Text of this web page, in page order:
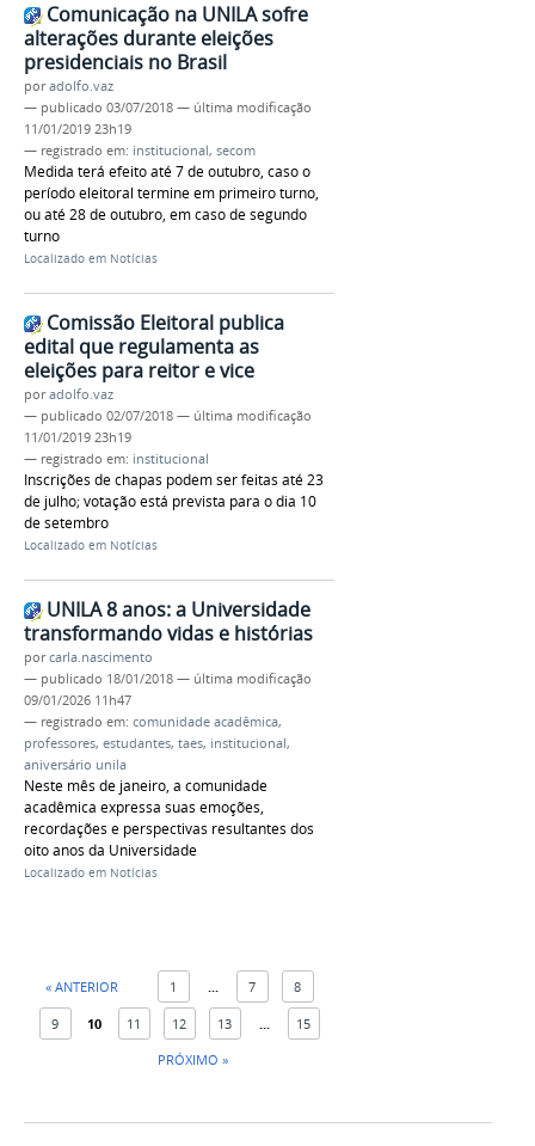
Comunicação na UNILA sofre
alterações durante eleições
presidenciais no Brasil
poradolfo.vaz
— publicado 03/07/2018 — última modificação
11/01/2019 23h19
— registrado em: institucional, secom
Medida terá efeito até 7 de outubro, caso o
período eleitoral termine em primeiro turno,
ou até 28 de outubro, em caso de segundo
turno
Localizado em Notícias
Comissão Eleitoral publica
edital que regulamenta as
eleições para reitor e vice
poradolfo.vaz
— publicado 02/07/2018 — última modificação
11/01/2019 23h19
— registrado em: institucional
Inscrições de chapas podem ser feitas até 23
de julho; votação está prevista para o dia 10
de setembro
Localizado em Notícias
UNILA 8 anos: a Universidade
transformando vidas e histórias
porcarla.nascimento
— publicado 18/01/2018 — última modificação
09/01/2026 11h47
— registrado em: comunidade acadêmica,
professores, estudantes, taes, institucional,
aniversário unila
Neste mês de janeiro, a comunidade
acadêmica expressa suas emoções,
recordações e perspectivas resultantes dos
oito anos da Universidade
Localizado em Notícias
« ANTERIOR 1 7 8
9 10 11 12 13
15
PRÓXIMO »